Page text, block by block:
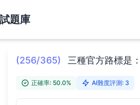
題庫
(256/365) 三種官方路標是：
正確率: 50.0% AI難度評測: 3